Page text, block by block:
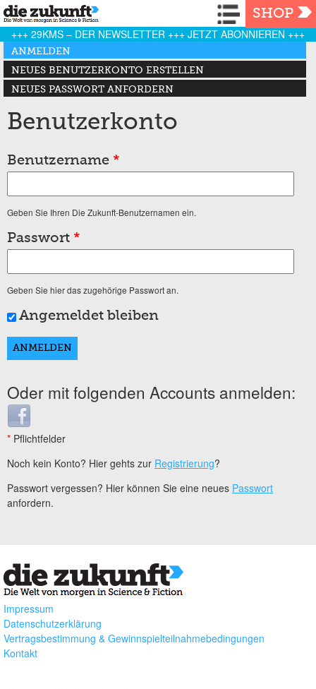
Navigation
SHOP
+++ 29KMS – DER NEWSLETTER +++ JETZT ABONNIEREN +++
Haupt-Reiter
ANMELDEN
(AKTIVER REITER)
NEUES BENUTZERKONTO ERSTELLEN
NEUES PASSWORT ANFORDERN
Benutzerkonto
Benutzername *
Geben Sie Ihren Die Zukunft-Benutzernamen ein.
Passwort *
Geben Sie hier das zugehörige Passwort an.
Angemeldet bleiben
Oder mit folgenden Accounts anmelden:
Login with Facebook
* Pflichtfelder
Noch kein Konto? Hier gehts zur Registrierung?
Passwort vergessen? Hier können Sie eine neues Passwort
anfordern.
Impressum
Datenschutzerklärung
Vertragsbestimmung & Gewinnspielteilnahmebedingungen
Kontakt